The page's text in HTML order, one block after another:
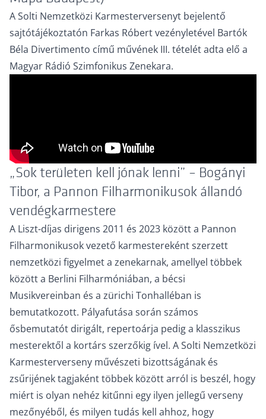
A Solti Nemzetközi Karmesterversenyt bejelentő
sajtótájékoztatón Farkas Róbert vezényletével Bartók
Béla Divertimento című művének III. tételét adta elő a
Magyar Rádió Szimfonikus Zenekara.
„Sok területen kell jónak lenni” – Bogányi
Tibor, a Pannon Filharmonikusok állandó
vendégkarmestere
A Liszt-díjas dirigens 2011 és 2023 között a Pannon
Filharmonikusok vezető karmestereként szerzett
nemzetközi figyelmet a zenekarnak, amellyel többek
között a Berlini Filharmóniában, a bécsi
Musikvereinban és a zürichi Tonhalléban is
bemutatkozott. Pályafutása során számos
ősbemutatót dirigált, repertoárja pedig a klasszikus
mesterektől a kortárs szerzőkig ível. A Solti Nemzetközi
Karmesterverseny művészeti bizottságának és
zsűrijének tagjaként többek között arról is beszél, hogy
miért is olyan nehéz kitűnni egy ilyen jellegű verseny
mezőnyéből, és milyen tudás kell ahhoz, hogy